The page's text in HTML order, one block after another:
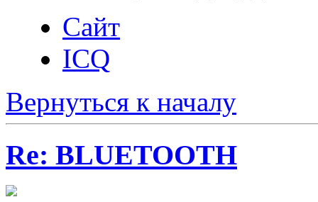
Сайт
ICQ
Вернуться к началу
Re: BLUETOOTH